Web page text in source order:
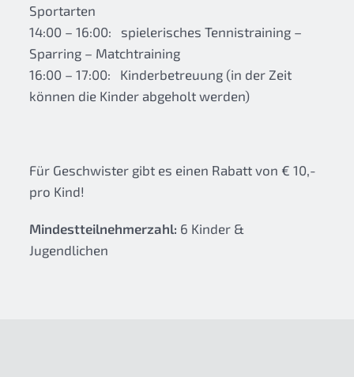
Sportarten
14:00 – 16:00: spielerisches Tennistraining –
Sparring – Matchtraining
16:00 – 17:00: Kinderbetreuung (in der Zeit
können die Kinder abgeholt werden)
Für Geschwister gibt es einen Rabatt von € 10,-
pro Kind!
Mindestteilnehmerzahl: 6 Kinder &
Jugendlichen